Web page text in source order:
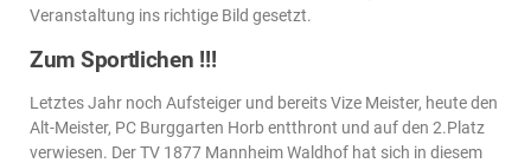
Veranstaltung ins richtige Bild gesetzt.
Zum Sportlichen !!!
Letztes Jahr noch Aufsteiger und bereits Vize Meister, heute den
Alt-Meister, PC Burggarten Horb entthront und auf den 2.Platz
verwiesen. Der TV 1877 Mannheim Waldhof hat sich in diesem